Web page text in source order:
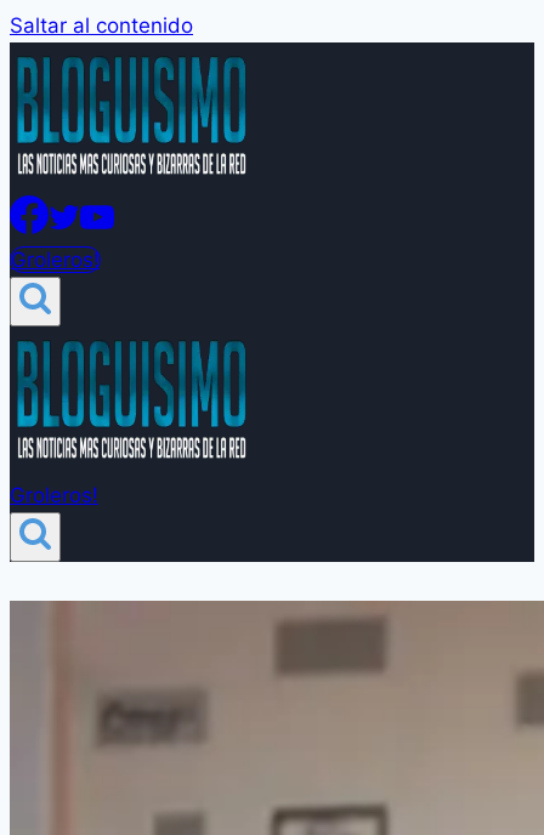
Saltar al contenido
Groleros!
Groleros!